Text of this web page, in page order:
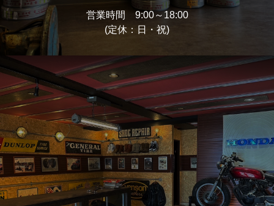
営業時間 9:00～18:00
(定休：日・祝)